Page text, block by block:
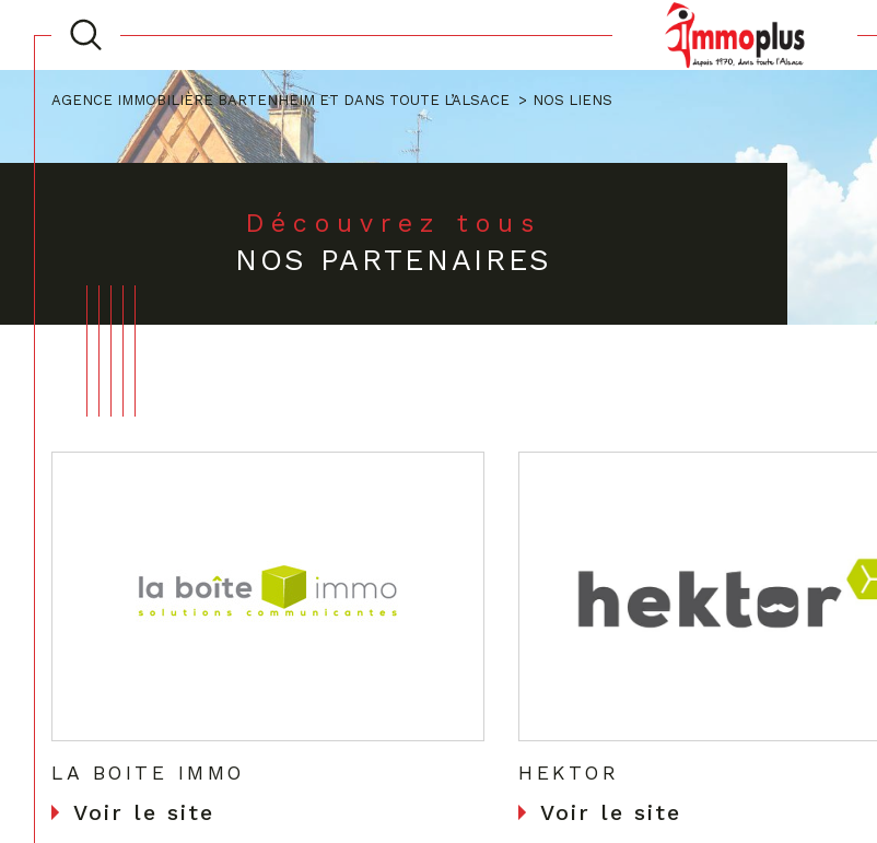
Acheter
BUDGET
Voir les56annonces
AGENCE IMMOBILIÈRE BARTENHEIM ET DANS TOUTE L’ALSACE NOS LIENS
Découvrez tous
NOS PARTENAIRES
LA BOITE IMMO
Voir le site
HEKTOR
Voir le site